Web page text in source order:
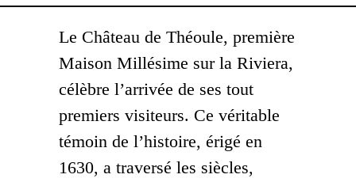
Le Château de Théoule, première
Maison Millésime sur la Riviera,
célèbre l’arrivée de ses tout
premiers visiteurs. Ce véritable
témoin de l’histoire, érigé en
1630, a traversé les siècles,